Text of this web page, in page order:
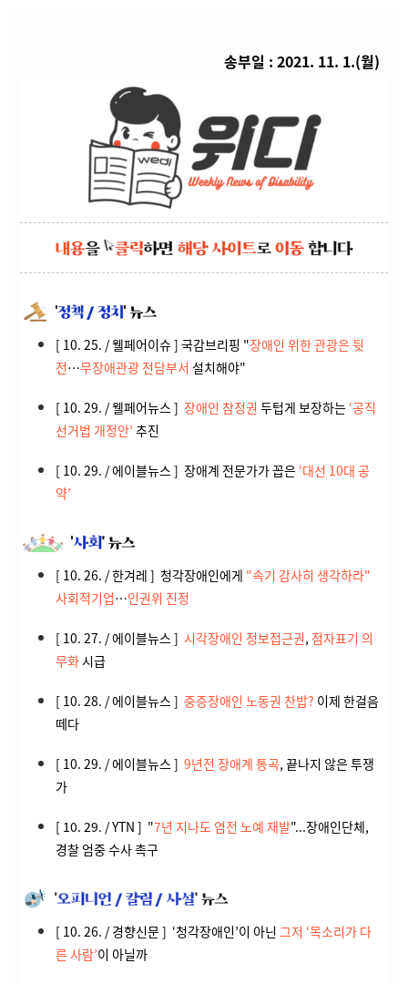
송부일 : 2021. 11. 1.(월)
[ 10. 25. / 웰페어이슈 ] 국감브리핑 "장애인 위한 관광은 뒷
전…무장애관광 전담부서 설치해야"
[ 10. 29. / 웰페어뉴스 ] 장애인 참정권 두텁게 보장하는 ‘공직
선거법 개정안’ 추진
[ 10. 29. / 에이블뉴스 ] 장애계 전문가가 꼽은 ‘대선 10대 공
약’
[ 10. 26. / 한겨레 ] 청각장애인에게 "속기 감사히 생각하라"
사회적기업…인권위 진정
[ 10. 27. / 에이블뉴스 ] 시각장애인 정보접근권, 점자표기 의
무화시급
[ 10. 28. / 에이블뉴스 ] 중증장애인 노동권 찬밥? 이제 한걸음
떼다
[ 10. 29. / 에이블뉴스 ] 9년전 장애계 통곡, 끝나지 않은 투쟁
가
[ 10. 29. / YTN ] "7년 지나도 염전 노예 재발"...장애인단체,
경찰 엄중 수사 촉구
[ 10. 26. / 경향신문 ] ‘청각장애인’이 아닌 그저 ‘목소리가 다
른 사람’이 아닐까